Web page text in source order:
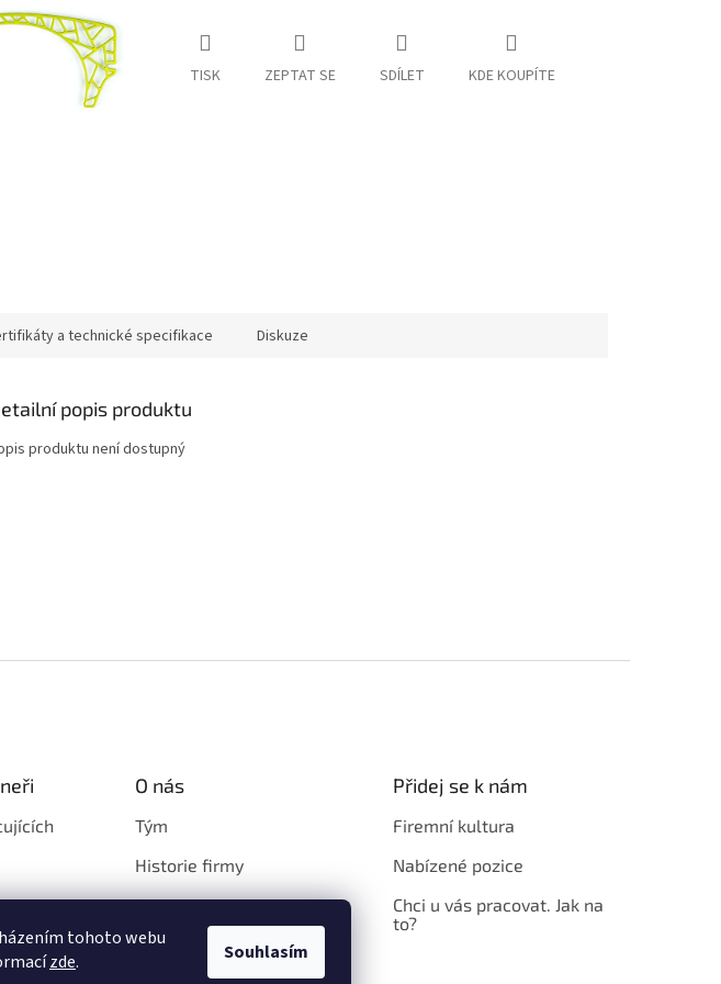
tohoto webu
zde. Souhlasím
TISK ZEPTAT SE SDÍLET KDE KOUPÍTE
a technické specifikace Diskuze
popis produktu
produktu není dostupný
O nás
Tým
Historie firmy
Loga
Přidej se k nám
Firemní kultura
Nabízené pozice
Chci u vás pracovat. Jak na
to?